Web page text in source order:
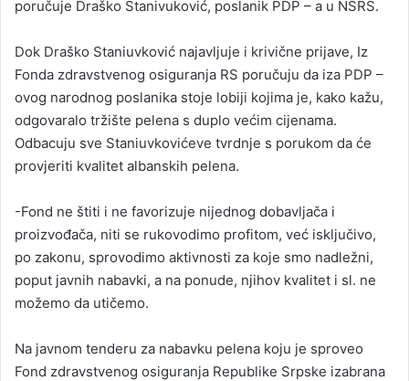
poručuje Draško Stanivuković, poslanik PDP – a u NSRS.
Dok Draško Staniuvković najavljuje i krivične prijave, Iz
Fonda zdravstvenog osiguranja RS poručuju da iza PDP –
ovog narodnog poslanika stoje lobiji kojima je, kako kažu,
odgovaralo tržište pelena s duplo većim cijenama.
Odbacuju sve Staniuvkovićeve tvrdnje s porukom da će
provjeriti kvalitet albanskih pelena.
-Fond ne štiti i ne favorizuje nijednog dobavljača i
proizvođača, niti se rukovodimo profitom, već isključivo,
po zakonu, sprovodimo aktivnosti za koje smo nadležni,
poput javnih nabavki, a na ponude, njihov kvalitet i sl. ne
možemo da utičemo.
Na javnom tenderu za nabavku pelena koju je sproveo
Fond zdravstvenog osiguranja Republike Srpske izabrana